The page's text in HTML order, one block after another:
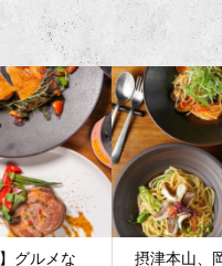
摂津本山、岡本の女子会に大